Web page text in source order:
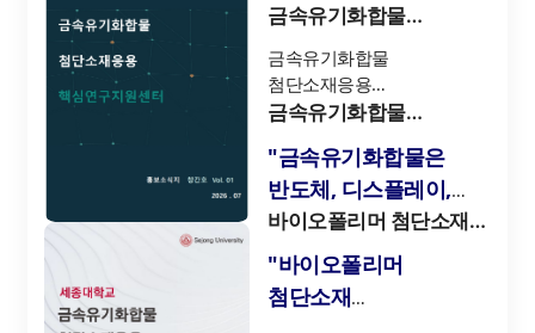
금속유기화합물
첨단소재응용
핵심연구지원센터
홍보소식지 창간호
금속유기화합물
첨단소재응용
핵심연구지원센터
금속유기화합물
첨단소재응용
핵심연구지원센터
브로슈어
"금속유기화합물은
반도체, 디스플레이,
태양전지, 이차전지 및
촉매 등 전자 및 에너지
산업에서 핵심
공정소재입니다. "
바이오폴리머 첨단소재
핵심연구지원센터
"바이오폴리머
첨단소재